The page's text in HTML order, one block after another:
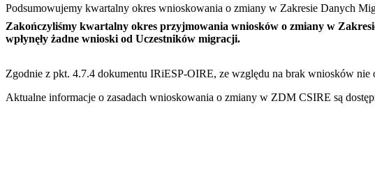
Podsumowujemy kwartalny okres wnioskowania o zmiany w Zakresie Danych
Zakończyliśmy kwartalny okres przyjmowania wniosków o zmiany w
wpłynęły żadne wnioski od Uczestników migracji.
Zgodnie z pkt. 4.7.4 dokumentu IRiESP-OIRE, ze względu na brak wniosków
Aktualne informacje o zasadach wnioskowania o zmiany w ZDM CSIRE są